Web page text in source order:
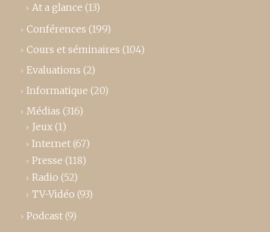
At a glance (13)
Conférences (199)
Cours et séminaires (104)
Evaluations (2)
Informatique (20)
Médias (316)
Jeux (1)
Internet (67)
Presse (118)
Radio (52)
TV-Vidéo (93)
Podcast (9)